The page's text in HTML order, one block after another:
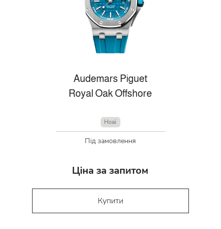
Audemars Piguet
Royal Oak Offshore
Нові
Під замовлення
Ціна за запитом
Купити